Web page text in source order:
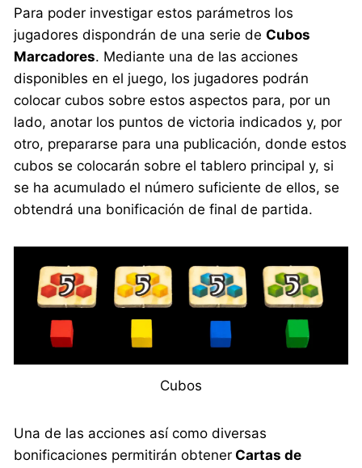
Para poder investigar estos parámetros los
jugadores dispondrán de una serie deCubos
Marcadores. Mediante una de las acciones
disponibles en el juego, los jugadores podrán
colocar cubos sobre estos aspectos para, por un
lado, anotar los puntos de victoria indicados y, por
otro, prepararse para una publicación, donde estos
cubos se colocarán sobre el tablero principal y, si
se ha acumulado el número suficiente de ellos, se
obtendrá una bonificación de final de partida.
Cubos
Una de las acciones así como diversas
bonificaciones permitirán obtener Cartas de